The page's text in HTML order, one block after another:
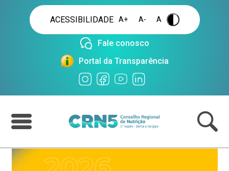
ACESSIBILIDADE A+ A- A .
Fale conosco
Portal da Transparência